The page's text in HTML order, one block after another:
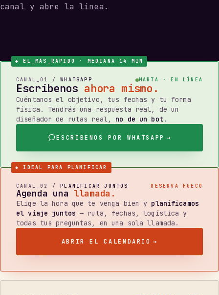
canal y abre la línea.
◆ EL_MÁS_RÁPIDO · MEDIANA 14 MIN
CANAL_01 /WHATSAPP MARTA · EN LÍNEA
Escríbenos ahora mismo.
Cuéntanos el objetivo, tus fechas y tu forma
física. Tendrás una respuesta real, de un
diseñador de rutas real, no de un bot .
ESCRÍBENOS POR WHATSAPP →
◆ IDEAL PARA PLANIFICAR
CANAL_02 / PLANIFICAR JUNTOS RESERVA HUECO
Agenda una llamada.
Elige la hora que te venga bien y planificamos
el viaje juntos — ruta, fechas, logística y
todas tus preguntas, en una sola llamada.
ABRIR EL CALENDARIO →